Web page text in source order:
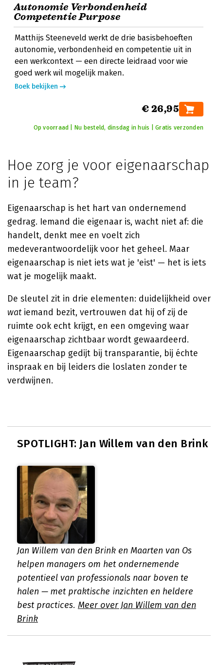
Autonomie Verbondenheid
Competentie Purpose
Matthijs Steeneveld werkt de drie basisbehoeften
autonomie, verbondenheid en competentie uit in
een werkcontext — een directe leidraad voor wie
goed werk wil mogelijk maken.
Boek bekijken
€ 26,95
Op voorraad | Nu besteld, dinsdag in huis | Gratis verzonden
Hoe zorg je voor eigenaarschap
in je team?
Eigenaarschap is het hart van ondernemend
gedrag. Iemand die eigenaar is, wacht niet af: die
handelt, denkt mee en voelt zich
medeverantwoordelijk voor het geheel. Maar
eigenaarschap is niet iets wat je 'eist' — het is iets
wat je mogelijk maakt.
De sleutel zit in drie elementen: duidelijkheid over
watiemand bezit, vertrouwen dat hij of zij de
ruimte ook echt krijgt, en een omgeving waar
eigenaarschap zichtbaar wordt gewaardeerd.
Eigenaarschap gedijt bij transparantie, bij échte
inspraak en bij leiders die loslaten zonder te
verdwijnen.
SPOTLIGHT: Jan Willem van den Brink
Jan Willem van den Brink en Maarten van Os
helpen managers om het ondernemende
potentieel van professionals naar boven te
halen — met praktische inzichten en heldere
best practices. Meer over Jan Willem van den
Brink